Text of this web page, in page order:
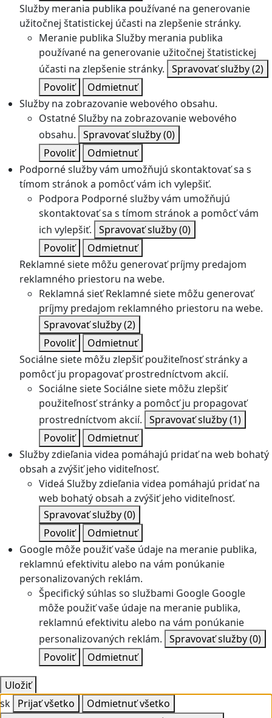
Služby merania publika používané na generovanie
užitočnej štatistickej účasti na zlepšenie stránky.
Meranie publika Služby merania publika
používané na generovanie užitočnej štatistickej
účasti na zlepšenie stránky. Spravovať služby(2)
Povoliť
Odmietnuť
Služby na zobrazovanie webového obsahu.
OstatnéSlužby na zobrazovanie webového
obsahu. Spravovať služby(0)
Povoliť
Odmietnuť
Podporné služby vám umožňujú skontaktovať sa s
tímom stránok a pomôcť vám ich vylepšiť.
Podpora Podporné služby vám umožňujú
skontaktovať sa s tímom stránok a pomôcť vám
ich vylepšiť. Spravovať služby(0)
Povoliť
Odmietnuť
Reklamné siete môžu generovať príjmy predajom
reklamného priestoru na webe.
Reklamná sieť Reklamné siete môžu generovať
príjmy predajom reklamného priestoru na webe.
Spravovať služby(2)
Povoliť
Odmietnuť
Sociálne siete môžu zlepšiť použiteľnosť stránky a
pomôcť ju propagovať prostredníctvom akcií.
Sociálne sieteSociálne siete môžu zlepšiť
použiteľnosť stránky a pomôcť ju propagovať
prostredníctvom akcií. Spravovať služby(1)
Povoliť
Odmietnuť
Služby zdieľania videa pomáhajú pridať na web bohatý
obsah a zvýšiť jeho viditeľnosť.
Videá Služby zdieľania videa pomáhajú pridať na
web bohatý obsah a zvýšiť jeho viditeľnosť.
Spravovať služby(0)
Povoliť
Odmietnuť
Google môže použiť vaše údaje na meranie publika,
reklamnú efektivitu alebo na vám ponúkanie
personalizovaných reklám.
Špecifický súhlas so službami Google Google
môže použiť vaše údaje na meranie publika,
reklamnú efektivitu alebo na vám ponúkanie
personalizovaných reklám. Spravovať služby(0)
Povoliť
Odmietnuť
Uložiť
sk Prijať všetko
Odmietnuť všetko